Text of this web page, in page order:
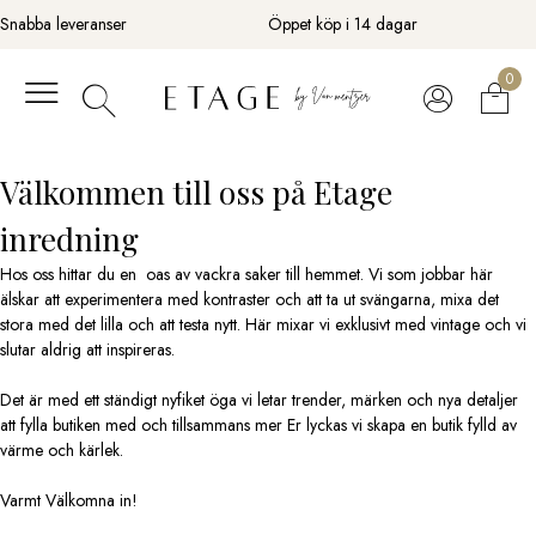
Fortsätt
till
Snabba leveranser Öppet köp i 14 dagar
0
Välkommen till oss på Etage
inredning
Hos oss hittar du en oas av vackra saker till hemmet. Vi som jobbar här
älskar att experimentera med kontraster och att ta ut svängarna, mixa det
stora med det lilla och att testa nytt. Här mixar vi exklusivt med vintage och vi
slutar aldrig att inspireras.
Det är med ett ständigt nyfiket öga vi letar trender, märken och nya detaljer
att fylla butiken med och tillsammans mer Er lyckas vi skapa en butik fylld av
värme och kärlek.
Varmt Välkomna in!